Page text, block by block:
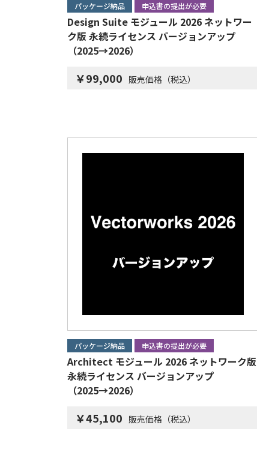
パッケージ納品 申込書の提出が必要
Design Suite モジュール 2026 ネットワー
ク版 永続ライセンス バージョンアップ
（2025→2026）
￥99,000 販売価格（税込）
パッケージ納品 申込書の提出が必要
Architect モジュール 2026 ネットワーク版
永続ライセンス バージョンアップ
（2025→2026）
￥45,100 販売価格（税込）